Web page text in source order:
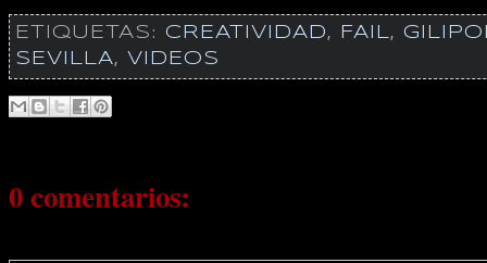
ETIQUETAS: CREATIVIDAD, FAIL,
SEVILLA, VIDEOS
0 comentarios: